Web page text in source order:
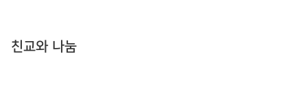
친교와 나눔